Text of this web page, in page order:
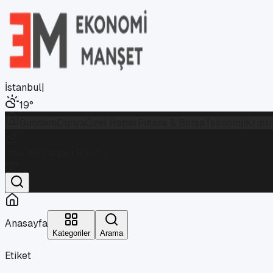
İstanbul|
19°
Anasayfa
Kategoriler Arama
Etiket